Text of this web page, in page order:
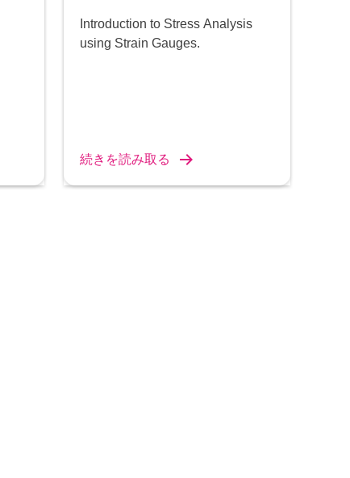
Introduction to Stress Analysis
using Strain Gauges.
続きを読み取る